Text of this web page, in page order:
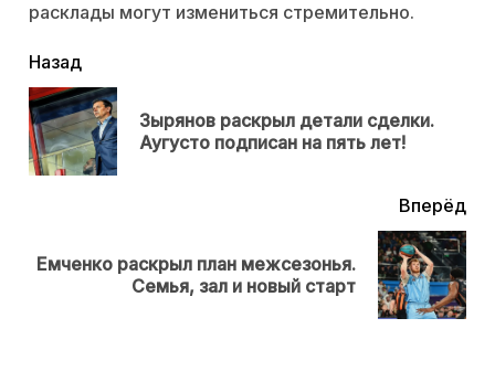
расклады могут измениться стремительно.
читать
еще
Назад
Зырянов раскрыл детали сделки.
Аугусто подписан на пять лет!
Вперёд
Next
Емченко раскрыл план межсезонья.
Семья, зал и новый старт